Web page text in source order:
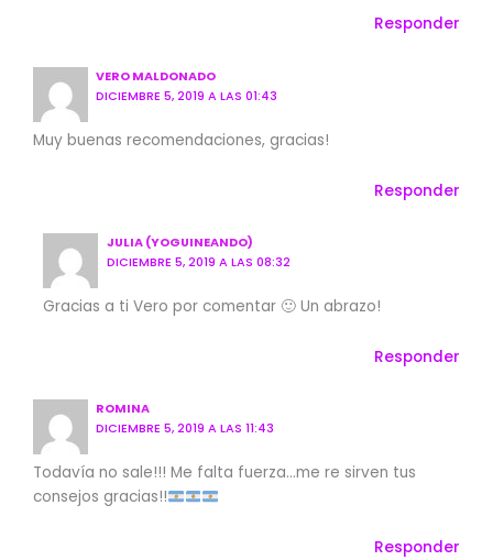
Responder
VERO MALDONADO
DICIEMBRE 5, 2019 A LAS 01:43
Muy buenas recomendaciones, gracias!
Responder
JULIA (YOGUINEANDO)
DICIEMBRE 5, 2019 A LAS 08:32
Gracias a ti Vero por comentar 🙂 Un abrazo!
Responder
ROMINA
DICIEMBRE 5, 2019 A LAS 11:43
Todavía no sale!!! Me falta fuerza…me re sirven tus
consejos gracias!!
Responder